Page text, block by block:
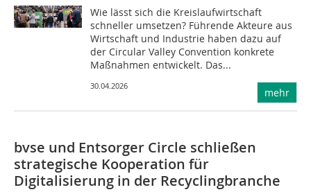
Wie lässt sich die Kreislaufwirtschaft
schneller umsetzen? Führende Akteure aus
Wirtschaft und Industrie haben dazu auf
der Circular Valley Convention konkrete
Maßnahmen entwickelt. Das...
30.04.2026
mehr
bvse und Entsorger Circle schließen
strategische Kooperation für
Digitalisierung in der Recyclingbranche